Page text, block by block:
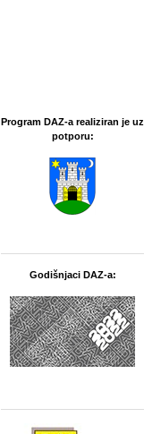
Program DAZ-a realiziran je uz
potporu:
Godišnjaci DAZ-a: